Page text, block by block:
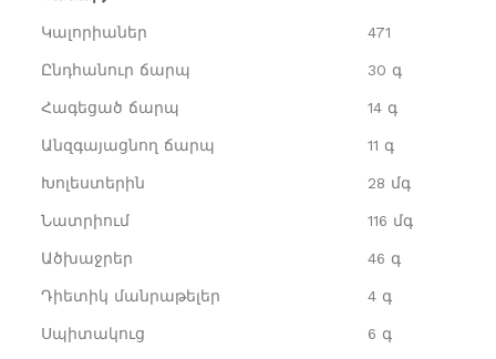
Կալորիաներ 471
Ընդհանուր ճարպ 30 գ
Հագեցած ճարպ 14 գ
Անզգայացնող ճարպ 11 գ
Խոլեստերին 28 մգ
Նատրիում 116 մգ
Ածխաջրեր 46 գ
Դիետիկ մանրաթելեր 4 գ
Սպիտակուց 6 գ